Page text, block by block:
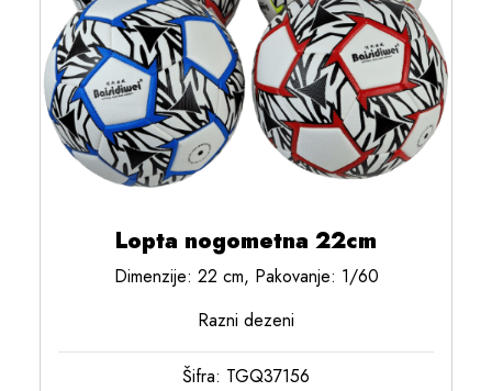
Lopta nogometna 22cm
Dimenzije: 22 cm, Pakovanje: 1/60
Razni dezeni
Šifra: TGQ37156